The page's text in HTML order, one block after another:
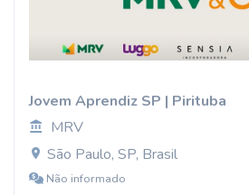
Jovem Aprendiz SP | Pirituba
MRV
São Paulo, SP, Brasil
Não informado